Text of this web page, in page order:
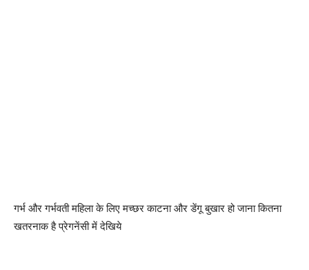
गर्भ और गर्भवती महिला के लिए मच्छर काटना और डेंगू बुखार हो जाना कितना
खतरनाक है प्रेगनेंसी में देखिये